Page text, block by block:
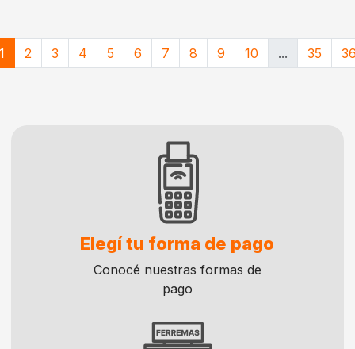
2 3 4 5 6 7 8 9 10 ... 35
Elegí tu forma de pago
Conocé nuestras formas de
pago